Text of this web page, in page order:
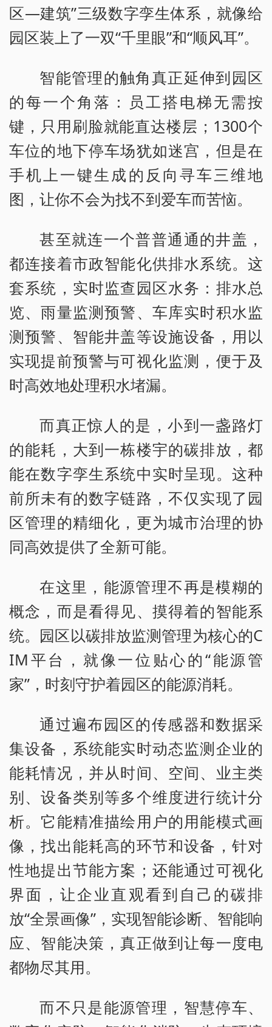
区—建筑”三级数字孪生体系，就像给
园区装上了一双“千里眼”和“顺风耳”。
智能管理的触角真正延伸到园区
的每一个角落：员工搭电梯无需按
键，只用刷脸就能直达楼层；1300个
车位的地下停车场犹如迷宫，但是在
手机上一键生成的反向寻车三维地
图，让你不会为找不到爱车而苦恼。
甚至就连一个普普通通的井盖，
都连接着市政智能化供排水系统。这
套系统，实时监查园区水务：排水总
览、雨量监测预警、车库实时积水监
测预警、智能井盖等设施设备，用以
实现提前预警与可视化监测，便于及
时高效地处理积水堵漏。
而真正惊人的是，小到一盏路灯
的能耗，大到一栋楼宇的碳排放，都
能在数字孪生系统中实时呈现。这种
前所未有的数字链路，不仅实现了园
区管理的精细化，更为城市治理的协
同高效提供了全新可能。
在这里，能源管理不再是模糊的
概念，而是看得见、摸得着的智能系
统。园区以碳排放监测管理为核心的C
IM平台，就像一位贴心的“能源管
家”，时刻守护着园区的能源消耗。
通过遍布园区的传感器和数据采
集设备，系统能实时动态监测企业的
能耗情况，并从时间、空间、业主类
别、设备类别等多个维度进行统计分
析。它能精准描绘用户的用能模式画
像，找出能耗高的环节和设备，针对
性地提出节能方案；还能通过可视化
界面，让企业直观看到自己的碳排
放“全景画像”，实现智能诊断、智能响
应、智能决策，真正做到让每一度电
都物尽其用。
而不只是能源管理，智慧停车、